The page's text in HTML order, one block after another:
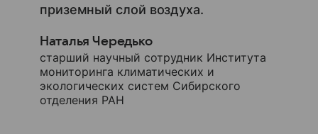
приземный слой воздуха.
Наталья Чередько
старший научный сотрудник Института
мониторинга климатических и
экологических систем Сибирского
отделения РАН